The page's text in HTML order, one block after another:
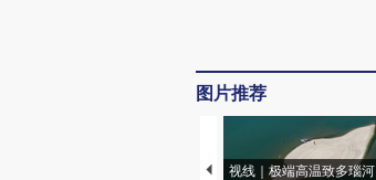
图片推荐
视线｜极端高温致多瑙河